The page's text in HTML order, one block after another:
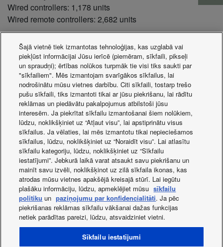
Wired controllers: 1,178 units
Wired remote controllers: 2,682 units
Panasonic Appliances Air-Conditioning (Guangzhou) Co.,
Ltd. (PAPAGZ) installed energy-efficient VRF inverter-type
air conditioners in a new deluxe condominium in
Guangzhou. To preserve the exterior appearance of the
buildings, PAPAGZ held in-depth consultations with the
client regarding the installation space for the outdoor units.
The client chose Panasonic because of the company’s
excellent brand image, the proven cost performance of its
products, and its adherence to strict Japanese levels of
quality control. Another key factor was the close location of
its plant in Guangzhou, which allowed PAPAGZ to respond
quickly to customer needs before, during, and after the
installation process.
Facebook Instagram Youtube
LinkedIn
Sazinies ar mums
Privātuma politika
Šajā vietnē tiek izmantotas tehnoloģijas, kas uzglabā vai
piekļūst informācijai Jūsu ierīcē (piemēram, sīkfaili, pikseļi
un spraudņi); ērtības nolūkos turpmāk tie visi tiks saukti par
"sīkfailiem". Mēs izmantojam svarīgākos sīkfailus, lai
nodrošinātu mūsu vietnes darbību. Citi sīkfaili, tostarp trešo
pušu sīkfaili, tiks izmantoti tikai ar jūsu piekrišanu, lai rādītu
reklāmas un piedāvātu pakalpojumus atbilstoši jūsu
interesēm. Ja piekrītat sīkfailu izmantošanai šiem nolūkiem,
lūdzu, noklikšķiniet uz “Atļaut visu”, lai apstiprinātu visus
sīkfailus. Ja vēlaties, lai mēs izmantotu tikai nepieciešamos
sīkfailus, lūdzu, noklikšķiniet uz “Noraidīt visu”. Lai atlasītu
sīkfailu kategoriju, lūdzu, noklikšķiniet uz “Sīkfailu
iestatījumi”. Jebkurā laikā varat atsaukt savu piekrišanu un
mainīt savu izvēli, noklikšķinot uz zilā sīkfaila ikonas, kas
atrodas mūsu vietnes apakšējā kreisajā stūrī. Lai iegūtu
plašāku informāciju, lūdzu, apmeklējiet mūsu sīkfailu
politiku un paziņojumu par konfidencialitāti. Ja pēc
piekrišanas reklāmas sīkfailu vākšanai dažas funkcijas
netiek parādītas pareizi, lūdzu, atsvaidziniet vietni.
Sīkfailu iestatījumi